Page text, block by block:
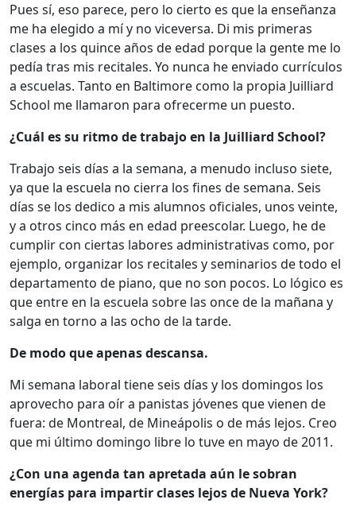
Pues sí, eso parece, pero lo cierto es que la enseñanza
me ha elegido a mí y no viceversa. Di mis primeras
clases a los quince años de edad porque la gente me lo
pedía tras mis recitales. Yo nunca he enviado currículos
a escuelas. Tanto en Baltimore como la propia Juilliard
School me llamaron para ofrecerme un puesto.
¿Cuál es su ritmo de trabajo en la Juilliard School?
Trabajo seis días a la semana, a menudo incluso siete,
ya que la escuela no cierra los fines de semana. Seis
días se los dedico a mis alumnos oficiales, unos veinte,
y a otros cinco más en edad preescolar. Luego, he de
cumplir con ciertas labores administrativas como, por
ejemplo, organizar los recitales y seminarios de todo el
departamento de piano, que no son pocos. Lo lógico es
que entre en la escuela sobre las once de la mañana y
salga en torno a las ocho de la tarde.
De modo que apenas descansa.
Mi semana laboral tiene seis días y los domingos los
aprovecho para oír a panistas jóvenes que vienen de
fuera: de Montreal, de Mineápolis o de más lejos. Creo
que mi último domingo libre lo tuve en mayo de 2011.
¿Con una agenda tan apretada aún le sobran
energías para impartir clases lejos de Nueva York?